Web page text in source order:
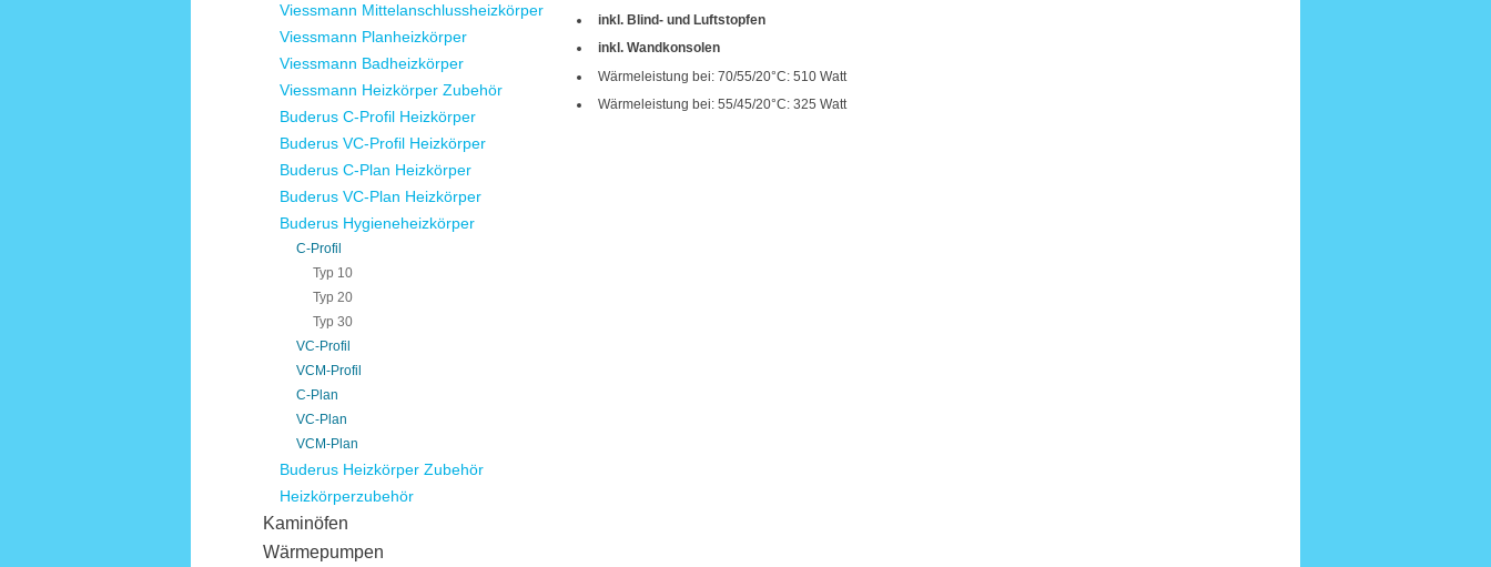
inkl. Blind- und Luftstopfen
inkl. Wandkonsolen
Wärmeleistung bei: 70/55/20°C: 510 Watt
Wärmeleistung bei: 55/45/20°C: 325 Watt
Viessmann Mittelanschlussheizkörper
Viessmann Planheizkörper
Viessmann Badheizkörper
Viessmann Heizkörper Zubehör
Buderus C-Profil Heizkörper
Buderus VC-Profil Heizkörper
Buderus C-Plan Heizkörper
Buderus VC-Plan Heizkörper
Buderus Hygieneheizkörper
C-Profil
Typ 10
Typ 20
Typ 30
VC-Profil
VCM-Profil
C-Plan
VC-Plan
VCM-Plan
Buderus Heizkörper Zubehör
Heizkörperzubehör
Kaminöfen
Wärmepumpen